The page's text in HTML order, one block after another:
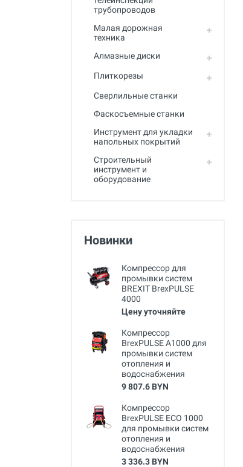
напольных покрытий
Строительный инструмент и
оборудование
Полный каталог
трубопроводов
Малая дорожная
техника
Алмазные диски
Плиткорезы
Сверлильные станки
Фаскосъемные станки
Инструмент для укладки
напольных покрытий
Строительный
инструмент и
оборудование
Новинки
Компрессор для
промывки систем
BREXIT BrexPULSE
4000
Цену уточняйте
Компрессор
BrexPULSE A1000 для
промывки систем
отопления и
водоснабжения
9 807.6 BYN
Компрессор
BrexPULSE ECO 1000
для промывки систем
отопления и
водоснабжения
3 336.3 BYN